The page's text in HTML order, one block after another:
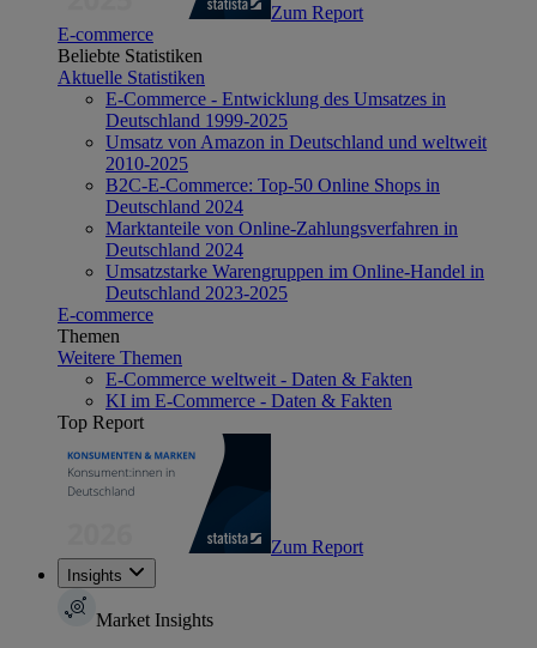
Zum Report
E-commerce
Beliebte Statistiken
Aktuelle Statistiken
E-Commerce - Entwicklung des Umsatzes in
Deutschland 1999-2025
Umsatz von Amazon in Deutschland und weltweit
2010-2025
B2C-E-Commerce: Top-50 Online Shops in
Deutschland 2024
Marktanteile von Online-Zahlungsverfahren in
Deutschland 2024
Umsatzstarke Warengruppen im Online-Handel in
Deutschland 2023-2025
E-commerce
Themen
Weitere Themen
E-Commerce weltweit - Daten & Fakten
KI im E-Commerce - Daten & Fakten
Top Report
Zum Report
Insights
Market Insights